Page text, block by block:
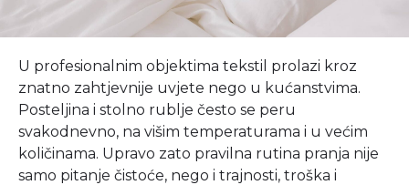
U profesionalnim objektima tekstil prolazi kroz
znatno zahtjevnije uvjete nego u kućanstvima.
Posteljina i stolno rublje često se peru
svakodnevno, na višim temperaturama i u većim
količinama. Upravo zato pravilna rutina pranja nije
samo pitanje čistoće, nego i trajnosti, troška i